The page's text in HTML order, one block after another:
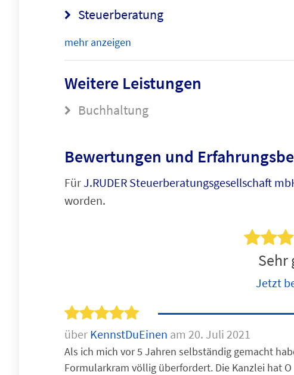
Steuerberatung
mehr anzeigen
Weitere Leistungen
Buchhaltung
Bewertungen und
FürJ.RUDER Steuerberatungsgesellschaft
worden.
Sehr
Jetzt
über KennstDuEinen am 20. Juli 2021
Als ich mich vor 5 Jahren selbständig gemacht
Formularkram völlig überfordert. Die Kanzlei hat O